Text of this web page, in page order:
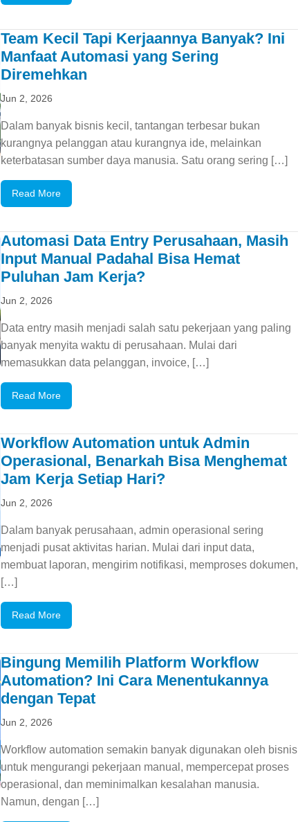
Team Kecil Tapi Kerjaannya Banyak? Ini
Manfaat Automasi yang Sering
Diremehkan
Jun 2, 2026
Dalam banyak bisnis kecil, tantangan terbesar bukan
kurangnya pelanggan atau kurangnya ide, melainkan
keterbatasan sumber daya manusia. Satu orang sering […]
Read More
Automasi Data Entry Perusahaan, Masih
Input Manual Padahal Bisa Hemat
Puluhan Jam Kerja?
Jun 2, 2026
Data entry masih menjadi salah satu pekerjaan yang paling
banyak menyita waktu di perusahaan. Mulai dari
memasukkan data pelanggan, invoice, […]
Read More
Workflow Automation untuk Admin
Operasional, Benarkah Bisa Menghemat
Jam Kerja Setiap Hari?
Jun 2, 2026
Dalam banyak perusahaan, admin operasional sering
menjadi pusat aktivitas harian. Mulai dari input data,
membuat laporan, mengirim notifikasi, memproses dokumen,
[…]
Read More
Bingung Memilih Platform Workflow
Automation? Ini Cara Menentukannya
dengan Tepat
Jun 2, 2026
Workflow automation semakin banyak digunakan oleh bisnis
untuk mengurangi pekerjaan manual, mempercepat proses
operasional, dan meminimalkan kesalahan manusia.
Namun, dengan […]